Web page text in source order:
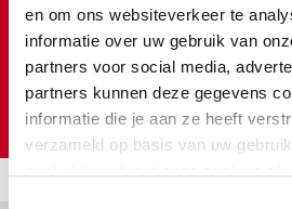
en om ons websiteverkeer te
informatie over uw gebruik van
partners voor social media,
partners kunnen deze gegevens
informatie die je aan ze heeft
verzameld op basis van uw
Compleet bouwsysteem
We leveren de elementen als een
bouwsysteem. Eerst werken we de
wanduitslagen; inclusief
Referentieprojecten